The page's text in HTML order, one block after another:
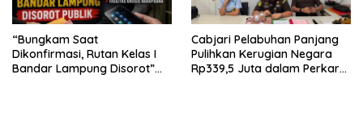
“Bungkam Saat
Dikonfirmasi, Rutan Kelas I
Bandar Lampung Disorot”
Cabjari Pelabuhan Panjang
Pulihkan Kerugian Negara
Rp339,5 Juta dalam Perkara